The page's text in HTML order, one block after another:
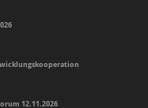
12.11.2026